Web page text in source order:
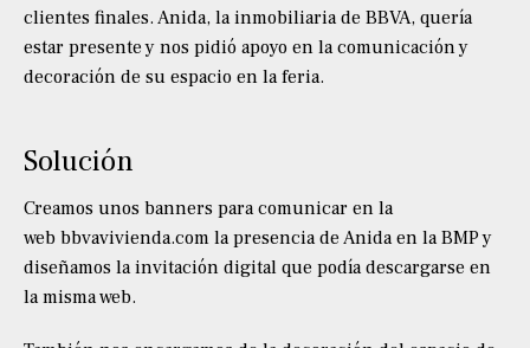
clientes finales. Anida, la inmobiliaria de BBVA, quería
estar presente y nos pidió apoyo en la comunicación y
decoración de su espacio en la feria.
Solución
Creamos unos banners para comunicar en la
web bbvavivienda.com la presencia de Anida en la BMP y
diseñamos la invitación digital que podía descargarse en
la misma web.